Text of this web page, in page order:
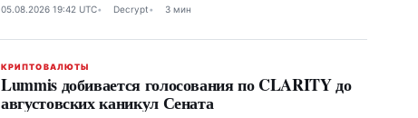
05.08.2026 19:42 UTC Decrypt 3 мин
КРИПТОВАЛЮТЫ
Lummis добивается голосования по CLARITY до
августовских каникул Сената